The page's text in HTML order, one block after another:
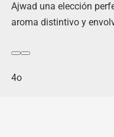
Ajwad una elección
aroma distintivo y
4o